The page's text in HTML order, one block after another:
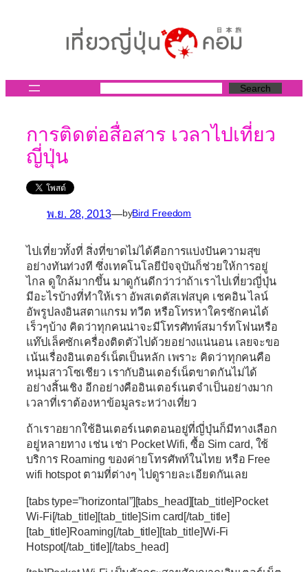
Search
การติดต่อสื่อสาร เวลาไปเที่ยว
ญี่ปุ่น
พ.ย. 28, 2013—byBird Freedom
ไปเที่ยวทั้งที่ สิ่งที่ขาดไม่ได้คือการแบ่งปันความสุข
อย่างทันท่วงที ซึ่งเทคโนโลยีปัจจุบันก็ช่วยให้การอยู่
ไกล ดูใกล้มากขึ้น มาดูกันดีกว่าว่าถ้าเราไปเที่ยวญี่ปุ่น
มีอะไรบ้างที่ทำให้เรา อัพสเตตัสเฟสบุค เชคอิน ไลน์
อัพรูปลงอินสตาแกรม ทวีต หรือโทรหาใครซักคนได้
เร็วๆบ้าง คิดว่าทุกคนน่าจะมีโทรศัทพ์สมาร์ทโฟนหรือ
แท๊ปเล็คซักเครื่องติดตัวไปด้วยอย่างแน่นอน เลยจะขอ
เน้นเรื่องอินเตอร์เน็ตเป็นหลัก เพราะ คิดว่าทุกคนคือ
หนุ่มสาวโซเชียว เรากับอินเตอร์เน็ตขาดกันไม่ได้
อย่างสิ้นเชิง อีกอย่างคืออินเตอร์เนตจำเป็นอย่างมาก
เวลาที่เราต้องหาข้อมูลระหว่างเที่ยว
ถ้าเราอยากใช้อินเตอร์เนตตอนอยู่ที่ญี่ปุ่นก็มีทางเลือก
อยู่หลายทาง เช่น เช่า Pocket Wifi, ซื้อ Sim card, ใช้
บริการ Roaming ของค่ายโทรศัพท์ในไทย หรือ Free
wifi hotspot ตามที่ต่างๆ ไปดูรายละเอียดกันเลย
[tabs type=”horizontal”][tabs_head][tab_title]Pocket
Wi-Fi[/tab_title][tab_title]Sim card[/tab_title]
[tab_title]Roaming[/tab_title][tab_title]Wi-Fi
Hotspot[/tab_title][/tabs_head]